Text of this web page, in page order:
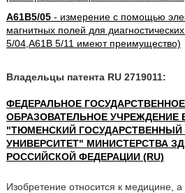
A61B5/05- измерение с помощью
магнитных полей для
5/04,A61B 5/11 имеют преимущество)
Владельцы патента RU 2719011:
ФЕДЕРАЛЬНОЕ
ОБРАЗОВАТЕЛЬНОЕ
"ТЮМЕНСКИЙ
УНИВЕРСИТЕТ" МИНИСТЕРСТВА
РОССИЙСКОЙ ФЕДЕРАЦИИ (RU)
Изобретение относится к медицине,